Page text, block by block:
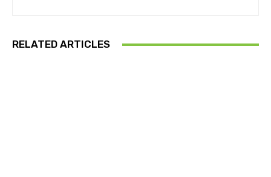
RELATED ARTICLES